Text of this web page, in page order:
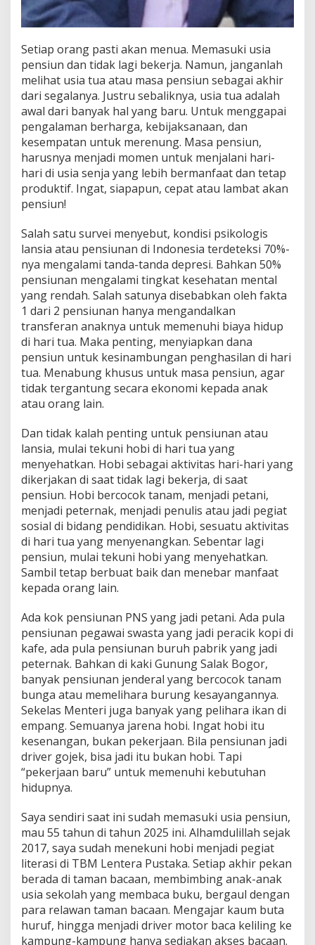
d
U
s
i
a
T
u
a
Setiap orang pasti akan menua. Memasuki usia
pensiun dan tidak lagi bekerja. Namun, janganlah
melihat usia tua atau masa pensiun sebagai akhir
dari segalanya. Justru sebaliknya, usia tua adalah
awal dari banyak hal yang baru. Untuk menggapai
pengalaman berharga, kebijaksanaan, dan
kesempatan untuk merenung. Masa pensiun,
harusnya menjadi momen untuk menjalani hari-
hari di usia senja yang lebih bermanfaat dan tetap
produktif. Ingat, siapapun, cepat atau lambat akan
pensiun!
Salah satu survei menyebut, kondisi psikologis
lansia atau pensiunan di Indonesia terdeteksi 70%-
nya mengalami tanda-tanda depresi. Bahkan 50%
pensiunan mengalami tingkat kesehatan mental
yang rendah. Salah satunya disebabkan oleh fakta
1 dari 2 pensiunan hanya mengandalkan
transferan anaknya untuk memenuhi biaya hidup
di hari tua. Maka penting, menyiapkan dana
pensiun untuk kesinambungan penghasilan di hari
tua. Menabung khusus untuk masa pensiun, agar
tidak tergantung secara ekonomi kepada anak
atau orang lain.
Dan tidak kalah penting untuk pensiunan atau
lansia, mulai tekuni hobi di hari tua yang
menyehatkan. Hobi sebagai aktivitas hari-hari yang
dikerjakan di saat tidak lagi bekerja, di saat
pensiun. Hobi bercocok tanam, menjadi petani,
menjadi peternak, menjadi penulis atau jadi pegiat
sosial di bidang pendidikan. Hobi, sesuatu aktivitas
di hari tua yang menyenangkan. Sebentar lagi
pensiun, mulai tekuni hobi yang menyehatkan.
Sambil tetap berbuat baik dan menebar manfaat
kepada orang lain.
Ada kok pensiunan PNS yang jadi petani. Ada pula
pensiunan pegawai swasta yang jadi peracik kopi di
kafe, ada pula pensiunan buruh pabrik yang jadi
peternak. Bahkan di kaki Gunung Salak Bogor,
banyak pensiunan jenderal yang bercocok tanam
bunga atau memelihara burung kesayangannya.
Sekelas Menteri juga banyak yang pelihara ikan di
empang. Semuanya jarena hobi. Ingat hobi itu
kesenangan, bukan pekerjaan. Bila pensiunan jadi
driver gojek, bisa jadi itu bukan hobi. Tapi
“pekerjaan baru” untuk memenuhi kebutuhan
hidupnya.
Saya sendiri saat ini sudah memasuki usia pensiun,
mau 55 tahun di tahun 2025 ini. Alhamdulillah sejak
2017, saya sudah menekuni hobi menjadi pegiat
literasi di TBM Lentera Pustaka. Setiap akhir pekan
berada di taman bacaan, membimbing anak-anak
usia sekolah yang membaca buku, bergaul dengan
para relawan taman bacaan. Mengajar kaum buta
huruf, hingga menjadi driver motor baca keliling ke
kampung-kampung hanya sediakan akses bacaan.